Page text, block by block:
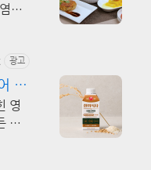
저
광고
한
영
간